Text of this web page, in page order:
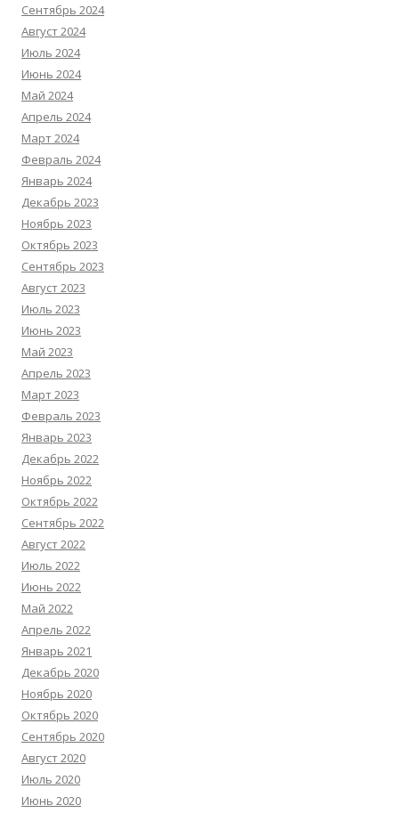
Сентябрь 2024
Август 2024
Июль 2024
Июнь 2024
Май 2024
Апрель 2024
Март 2024
Февраль 2024
Январь 2024
Декабрь 2023
Ноябрь 2023
Октябрь 2023
Сентябрь 2023
Август 2023
Июль 2023
Июнь 2023
Май 2023
Апрель 2023
Март 2023
Февраль 2023
Январь 2023
Декабрь 2022
Ноябрь 2022
Октябрь 2022
Сентябрь 2022
Август 2022
Июль 2022
Июнь 2022
Май 2022
Апрель 2022
Январь 2021
Декабрь 2020
Ноябрь 2020
Октябрь 2020
Сентябрь 2020
Август 2020
Июль 2020
Июнь 2020